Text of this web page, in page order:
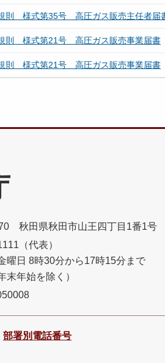
則 様式第35号 高圧ガス販売主任者届
則 様式第21号 高圧ガス販売事業届書
則 様式第21号 高圧ガス販売事業届書
秋田県秋田市山王四丁目1番1号
（代表）
曜日 8時30分から17時15分まで
末年始を除く）
部署別電話番号